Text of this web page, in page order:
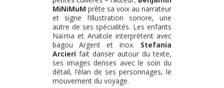
MiNiMuM prête sa voix au narrateur
et signe l’illustration sonore, une
autre de ses spécialités. Les enfants
Naïma et Anatole interprètent avec
bagou Argent et Inox. Stefania
Arcieri fait danser autour du texte,
ses images denses avec le soin du
détail, l’élan de ses personnages, le
mouvement du voyage.